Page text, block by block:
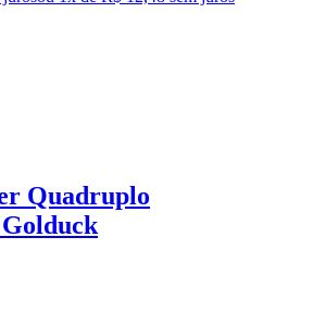
Quadruplo